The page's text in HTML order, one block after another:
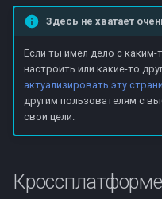
о Windows
IP-TV Player
Linux
yuki-iptv
SmartTV
Здесь не хватает
Если ты имел дело с каким-
настроить или какие-то
актуализировать эту
другим пользователям с
свои цели.